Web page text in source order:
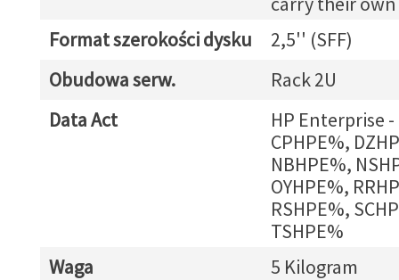
Format szerokości dysku
2,5'' (SFF)
Obudowa serw.
Rack 2U
Data Act
HP Enterprise -
CPHPE%,
NBHPE%,
OYHPE%,
RSHPE%,
TSHPE%
Waga
5 Kilogram